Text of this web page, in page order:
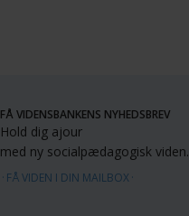
FÅ VIDENSBANKENS NYHEDSBREV
Hold dig ajour
med ny socialpædagogisk viden.
FÅ VIDEN I DIN MAILBOX